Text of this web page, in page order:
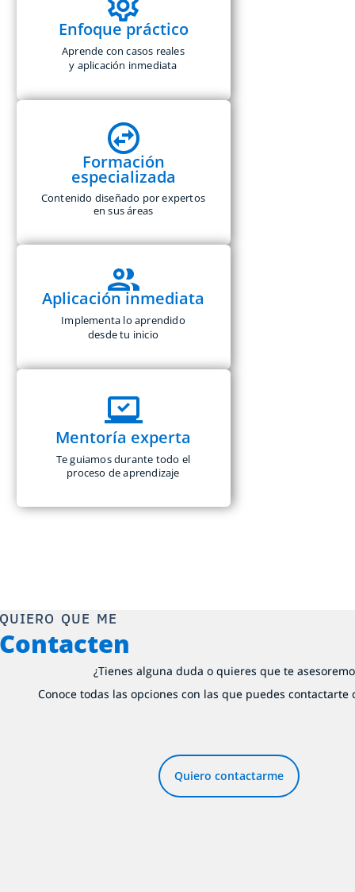
Enfoque práctico
Aprende con casos reales
y aplicación inmediata
Formación
especializada
Contenido diseñado por expertos
en sus áreas
Aplicación inmediata
Implementa lo aprendido
desde tu inicio
Mentoría experta
Te guiamos durante todo el
proceso de aprendizaje
QUE ME
¿Tienes alguna duda o quieres que te
Conoce todas las opciones con las que puedes contactarte
Quiero contactarme